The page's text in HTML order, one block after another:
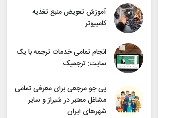
آموزش تعویض منبع تغذیه
کامپیوتر
انجام تمامی خدمات ترجمه با یک
سایت: ترجمیک
پی جو مرجعی برای معرفی تمامی
مشاغل معتبر در شیراز و سایر
شهرهای ایران